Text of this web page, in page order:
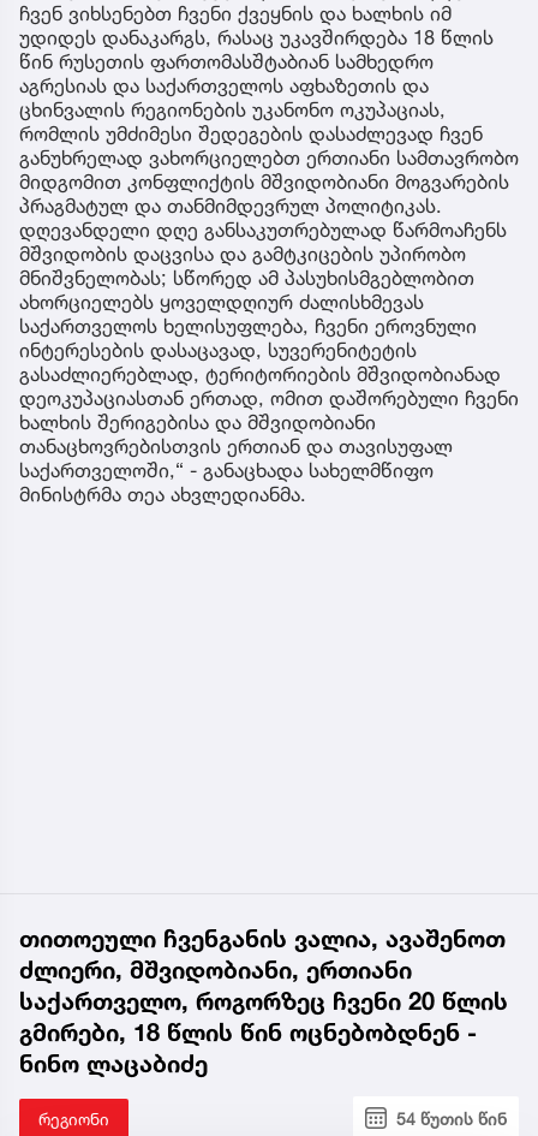
ჩვენ ვიხსენებთ ჩვენი ქვეყნის და ხალხის იმ
უდიდეს დანაკარგს, რასაც უკავშირდება 18 წლის
წინ რუსეთის ფართომასშტაბიან სამხედრო
აგრესიას და საქართველოს აფხაზეთის და
ცხინვალის რეგიონების უკანონო ოკუპაციას,
რომლის უმძიმესი შედეგების დასაძლევად ჩვენ
განუხრელად ვახორციელებთ ერთიანი სამთავრობო
მიდგომით კონფლიქტის მშვიდობიანი მოგვარების
პრაგმატულ და თანმიმდევრულ პოლიტიკას.
დღევანდელი დღე განსაკუთრებულად წარმოაჩენს
მშვიდობის დაცვისა და გამტკიცების უპირობო
მნიშვნელობას; სწორედ ამ პასუხისმგებლობით
ახორციელებს ყოველდღიურ ძალისხმევას
საქართველოს ხელისუფლება, ჩვენი ეროვნული
ინტერესების დასაცავად, სუვერენიტეტის
გასაძლიერებლად, ტერიტორიების მშვიდობიანად
დეოკუპაციასთან ერთად, ომით დაშორებული ჩვენი
ხალხის შერიგებისა და მშვიდობიანი
თანაცხოვრებისთვის ერთიან და თავისუფალ
საქართველოში,“ - განაცხადა სახელმწიფო
მინისტრმა თეა ახვლედიანმა.
თითოეული ჩვენგანის ვალია, ავაშენოთ
ძლიერი, მშვიდობიანი, ერთიანი
საქართველო, როგორზეც ჩვენი 20 წლის
გმირები, 18 წლის წინ ოცნებობდნენ -
ნინო ლაცაბიძე
რეგიონი 54 წუთის წინ